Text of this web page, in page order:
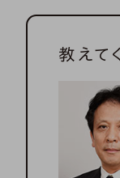
教えて